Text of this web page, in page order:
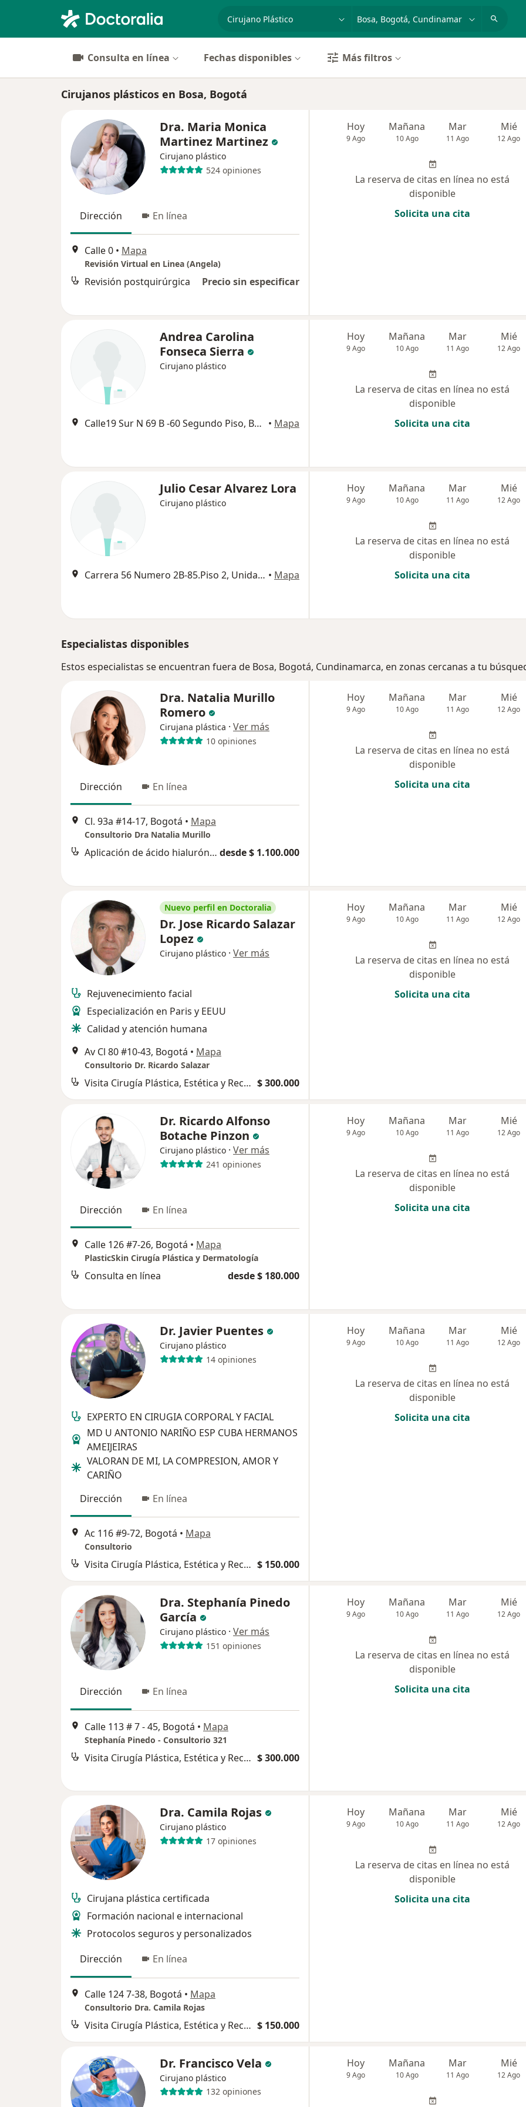
especialidad, enfermedad o nombrep. ej. Bogotá
Consulta en línea Fechas disponibles Más filtros
Cirujanos plásticos en Bosa, Bogotá
Dra. Maria Monica
Martinez Martinez
Cirujano plástico
524 opiniones
Dirección En línea
Calle 0 • Mapa
Revisión Virtual en Linea (Angela)
Revisión postquirúrgica Precio sin especificar
Hoy
9 Ago
Mañana
10 Ago
Mar
11 Ago
Mié
12 Ago
La reserva de citas en línea no está
disponible
Solicita una cita
Andrea Carolina
Fonseca Sierra
Cirujano plástico
Calle19 Sur N 69 B -60 Segundo Piso, Bogotá • Mapa
Hoy
9 Ago
Mañana
10 Ago
Mar
11 Ago
Mié
12 Ago
La reserva de citas en línea no está
disponible
Solicita una cita
Julio Cesar Alvarez Lora
Cirujano plástico
Carrera 56 Numero 2B-85.Piso 2, Unidad 3, Bogotá • Mapa
Hoy
9 Ago
Mañana
10 Ago
Mar
11 Ago
Mié
12 Ago
La reserva de citas en línea no está
disponible
Solicita una cita
Especialistas disponibles
Estos especialistas se encuentran fuera de Bosa, Bogotá, Cundinamarca, en zonas cercanas a tu
Dra. Natalia Murillo
Romero
Cirujana plástica · Ver más
10 opiniones
Dirección En línea
Cl. 93a #14-17, Bogotá • Mapa
Consultorio Dra Natalia Murillo
Aplicación de ácido hialurónico desde $ 1.100.000
Hoy
9 Ago
Mañana
10 Ago
Mar
11 Ago
Mié
12 Ago
La reserva de citas en línea no está
disponible
Solicita una cita
Nuevo perfil en Doctoralia
Dr. Jose Ricardo Salazar
Lopez
Cirujano plástico · Ver más
Rejuvenecimiento facial
Especialización en Paris y EEUU
Calidad y atención humana
Av Cl 80 #10-43, Bogotá • Mapa
Consultorio Dr. Ricardo Salazar
Visita Cirugía Plástica, Estética y Reconstructiva $ 300.000
Hoy
9 Ago
Mañana
10 Ago
Mar
11 Ago
Mié
12 Ago
La reserva de citas en línea no está
disponible
Solicita una cita
Dr. Ricardo Alfonso
Botache Pinzon
Cirujano plástico · Ver más
241 opiniones
Dirección En línea
Calle 126 #7-26, Bogotá • Mapa
PlasticSkin Cirugía Plástica y Dermatología
Consulta en línea desde $ 180.000
Hoy
9 Ago
Mañana
10 Ago
Mar
11 Ago
Mié
12 Ago
La reserva de citas en línea no está
disponible
Solicita una cita
Dr. Javier Puentes
Cirujano plástico
14 opiniones
EXPERTO EN CIRUGIA CORPORAL Y FACIAL
MD U ANTONIO NARIÑO ESP CUBA HERMANOS
AMEIJEIRAS
VALORAN DE MI, LA COMPRESION, AMOR Y
CARIÑO
Dirección
En línea
Ac 116 #9-72, Bogotá • Mapa
Consultorio
Visita Cirugía Plástica, Estética y Reconstructiva $ 150.000
Hoy
9 Ago
Mañana
10 Ago
Mar
11 Ago
Mié
12 Ago
La reserva de citas en línea no está
disponible
Solicita una cita
Dra. Stephanía Pinedo
García
Cirujano plástico · Ver más
151 opiniones
Dirección En línea
Calle 113 # 7 - 45, Bogotá • Mapa
Stephanía Pinedo - Consultorio 321
Visita Cirugía Plástica, Estética y Reconstructiva $ 300.000
Hoy
9 Ago
Mañana
10 Ago
Mar
11 Ago
Mié
12 Ago
La reserva de citas en línea no está
disponible
Solicita una cita
Dra. Camila Rojas
Cirujano plástico
17 opiniones
Cirujana plástica certificada
Formación nacional e internacional
Protocolos seguros y personalizados
Dirección
En línea
Calle 124 7-38, Bogotá • Mapa
Consultorio Dra. Camila Rojas
Visita Cirugía Plástica, Estética y Reconstructiva $ 150.000
Hoy
9 Ago
Mañana
10 Ago
Mar
11 Ago
Mié
12 Ago
La reserva de citas en línea no está
disponible
Solicita una cita
Dr. Francisco Vela
Cirujano plástico
132 opiniones
Hoy
9 Ago
Mañana
10 Ago
Mar
11 Ago
Mié
12 Ago